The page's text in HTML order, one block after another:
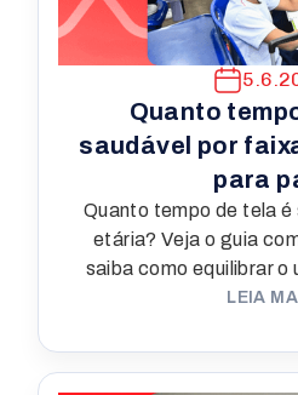
Quanto
saudável por
para
Quanto tempo de tela
etária? Veja o guia
saiba como equilibrar o
culpa nem
LEIA